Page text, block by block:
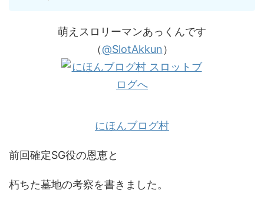
萌えスロリーマンあっくんです
（@SlotAkkun）
にほんブログ村
前回確定SG役の恩恵と
朽ちた墓地の考察を書きました。